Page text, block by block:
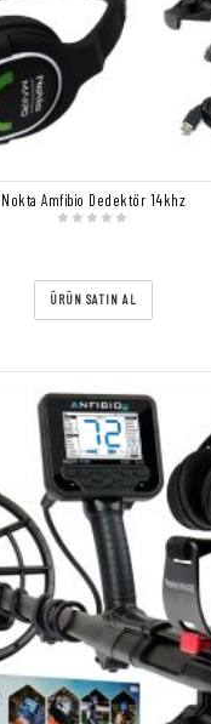
Nokta Amfibio Dedektör 14khz
ÜRÜN SATIN AL